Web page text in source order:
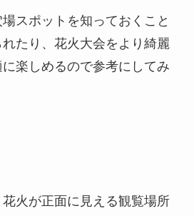
スポットを知っておくこと
たり、花火大会をより綺麗
楽しめるので参考にしてみ
火が正面に見える観覧場所